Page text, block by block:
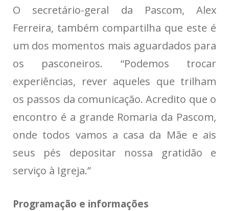
O secretário-geral da Pascom, Alex
Ferreira, também compartilha que este é
um dos momentos mais aguardados para
os pasconeiros. “Podemos trocar
experiências, rever aqueles que trilham
os passos da comunicação. Acredito que o
encontro é a grande Romaria da Pascom,
onde todos vamos a casa da Mãe e ais
seus pés depositar nossa gratidão e
serviço à Igreja.”
Programação e informações